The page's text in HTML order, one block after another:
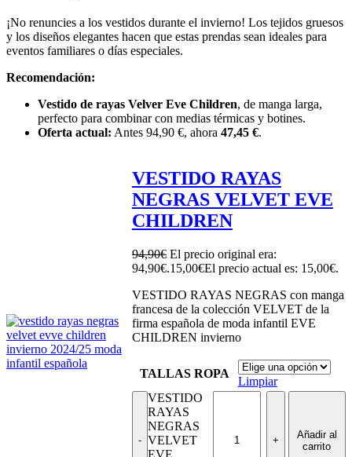
¡No renuncies a los vestidos durante el invierno! Los tejidos gruesos
y los diseños elegantes hacen que estas prendas sean ideales para
eventos familiares o días especiales.
Recomendación:
Vestido de rayas Velver Eve Children, de manga larga,
perfecto para combinar con medias térmicas y botines.
Oferta actual: Antes 94,90 €, ahora 47,45 €.
VESTIDO RAYAS
NEGRAS VELVET EVE
CHILDREN
94,90€ El precio original era:
94,90€.15,00€El precio actual es: 15,00€.
VESTIDO RAYAS NEGRAS con manga
francesa de la colección VELVET de la
firma española de moda infantil EVE
CHILDREN invierno
TALLAS ROPA
Limpiar
VESTIDO
RAYAS
NEGRAS
VELVET
EVE
Añadir al
carrito